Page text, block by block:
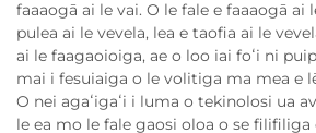
faaaogā ai le vai. O le fale e faaaogā ai
pulea ai le vevela, lea e taofia ai le
ai le faagaoioiga, ae o loo iai foʻi ni
mai i fesuiaiga o le volitiga ma mea e
O nei agaʻigaʻi i luma o tekinolosi ua
le ea mo le fale gaosi oloa o se